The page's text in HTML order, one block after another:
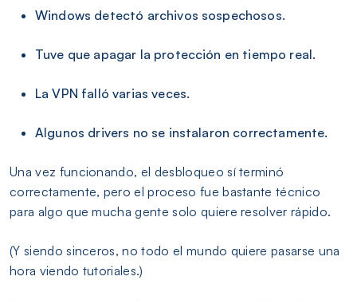
Windows detectó archivos sospechosos.
Tuve que apagar la protección en tiempo real.
La VPN falló varias veces.
Algunos drivers no se instalaron correctamente.
Una vez funcionando, el desbloqueo sí terminó
correctamente, pero el proceso fue bastante técnico
para algo que mucha gente solo quiere resolver rápido.
(Y siendo sinceros, no todo el mundo quiere pasarse una
hora viendo tutoriales.)